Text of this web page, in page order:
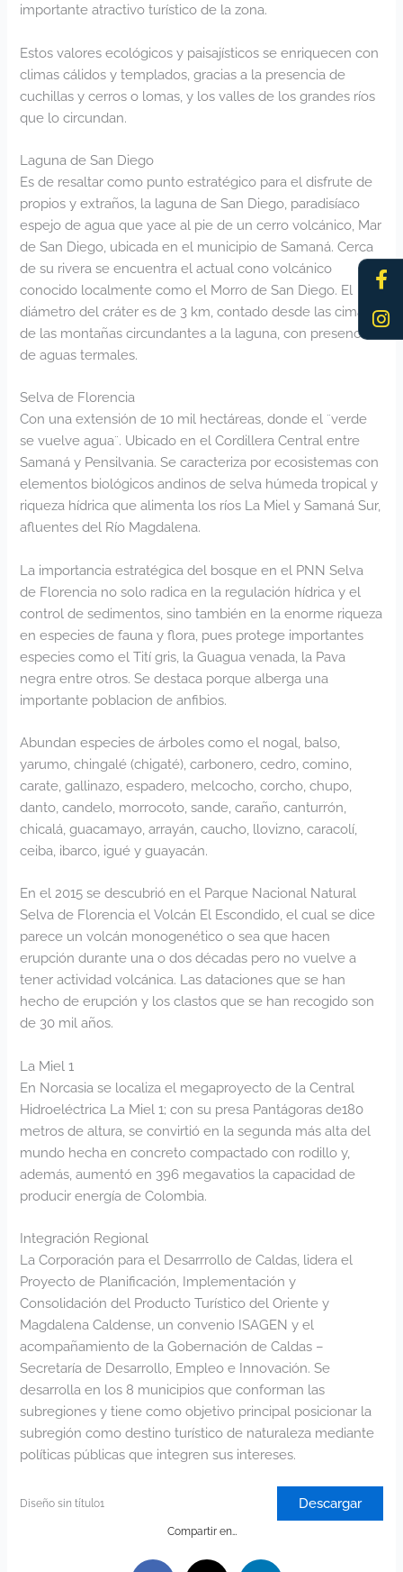
f
importante atractivo turístico de la zona.
Estos valores ecológicos y paisajísticos se enriquecen con
climas cálidos y templados, gracias a la presencia de
cuchillas y cerros o lomas, y los valles de los grandes ríos
que lo circundan.
Laguna de San Diego
Es de resaltar como punto estratégico para el disfrute de
propios y extraños, la laguna de San Diego, paradisíaco
espejo de agua que yace al pie de un cerro volcánico, Mar
de San Diego, ubicada en el municipio de Samaná. Cerca
de su rivera se encuentra el actual cono volcánico
conocido localmente como el Morro de San Diego. El
diámetro del cráter es de 3 km, contado desde las cimas
de las montañas circundantes a la laguna, con presencia
de aguas termales.
Selva de Florencia
Con una extensión de 10 mil hectáreas, donde el ¨verde
se vuelve agua¨. Ubicado en el Cordillera Central entre
Samaná y Pensilvania. Se caracteriza por ecosistemas con
elementos biológicos andinos de selva húmeda tropical y
riqueza hídrica que alimenta los ríos La Miel y Samaná Sur,
afluentes del Río Magdalena.
La importancia estratégica del bosque en el PNN Selva
de Florencia no solo radica en la regulación hídrica y el
control de sedimentos, sino también en la enorme riqueza
en especies de fauna y flora, pues protege importantes
especies como el Tití gris, la Guagua venada, la Pava
negra entre otros. Se destaca porque alberga una
importante poblacion de anfibios.
Abundan especies de árboles como el nogal, balso,
yarumo, chingalé (chigaté), carbonero, cedro, comino,
carate, gallinazo, espadero, melcocho, corcho, chupo,
danto, candelo, morrocoto, sande, caraño, canturrón,
chicalá, guacamayo, arrayán, caucho, llovizno, caracolí,
ceiba, ibarco, igué y guayacán.
En el 2015 se descubrió en el Parque Nacional Natural
Selva de Florencia el Volcán El Escondido, el cual se dice
parece un volcán monogenético o sea que hacen
erupción durante una o dos décadas pero no vuelve a
tener actividad volcánica. Las dataciones que se han
hecho de erupción y los clastos que se han recogido son
de 30 mil años.
La Miel 1
En Norcasia se localiza el megaproyecto de la Central
Hidroeléctrica La Miel 1; con su presa Pantágoras de180
metros de altura, se convirtió en la segunda más alta del
mundo hecha en concreto compactado con rodillo y,
además, aumentó en 396 megavatios la capacidad de
producir energía de Colombia.
Integración Regional
La Corporación para el Desarrrollo de Caldas, lidera el
Proyecto de Planificación, Implementación y
Consolidación del Producto Turístico del Oriente y
Magdalena Caldense, un convenio ISAGEN y el
acompañamiento de la Gobernación de Caldas –
Secretaría de Desarrollo, Empleo e Innovación. Se
desarrolla en los 8 municipios que conforman las
subregiones y tiene como objetivo principal posicionar la
subregión como destino turístico de naturaleza mediante
políticas públicas que integren sus intereses.
Diseño sin título1 Descargar
Compartir en…